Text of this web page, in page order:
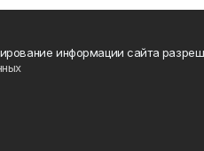
информации сайта